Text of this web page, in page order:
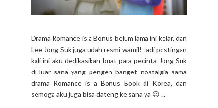
Drama Romance is a Bonus belum lama ini kelar, dan
Lee Jong Suk juga udah resmi wamil! Jadi postingan
kali ini aku dedikasikan buat para pecinta Jong Suk
di luar sana yang pengen banget nostalgia sama
drama Romance is a Bonus Book di Korea, dan
semoga aku juga bisa dateng ke sana ya 😉 ...